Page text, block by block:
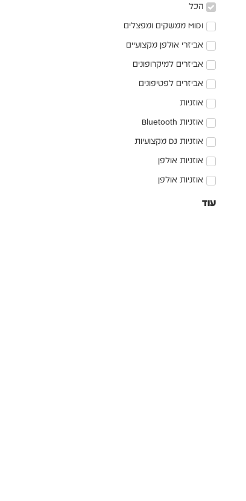
הכל
MIDI ממשקים ומפצלים
אביזרי אולפן מקצועיים
אביזרים למיקרופונים
אביזרים לפטיפונים
אוזניות
אוזניות Bluetooth
אוזניות DJ מקצועיות
אוזניות אולפן
אוזניות אולפן
עוד